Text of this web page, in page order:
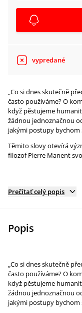
vypredané
„Co si dnes skutečně
často používáme? O
když pěstujeme
žádnou jednoznačnou
jakými postupy bychom
Těmito slovy otevírá
filozof Pierre Manent
Prečítať celý popis
Popis
„Co si dnes skutečně
často používáme? O
když pěstujeme
žádnou jednoznačnou
jakými postupy bychom